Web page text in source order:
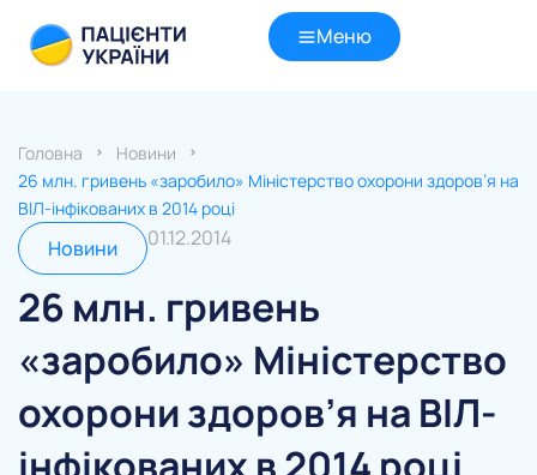
Меню
Головна
Новини
26 млн. гривень «заробило» Міністерство охорони здоров’я на
ВІЛ-інфікованих в 2014 році
Новини 01.12.2014
26 млн. гривень
«заробило» Міністерство
охорони здоров’я на ВІЛ-